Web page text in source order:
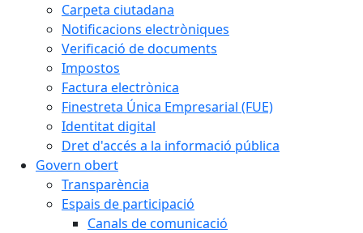
Carpeta ciutadana
Notificacions electròniques
Verificació de documents
Impostos
Factura electrònica
Finestreta Única Empresarial (FUE)
Identitat digital
Dret d'accés a la informació pública
Govern obert
Transparència
Espais de participació
Canals de comunicació